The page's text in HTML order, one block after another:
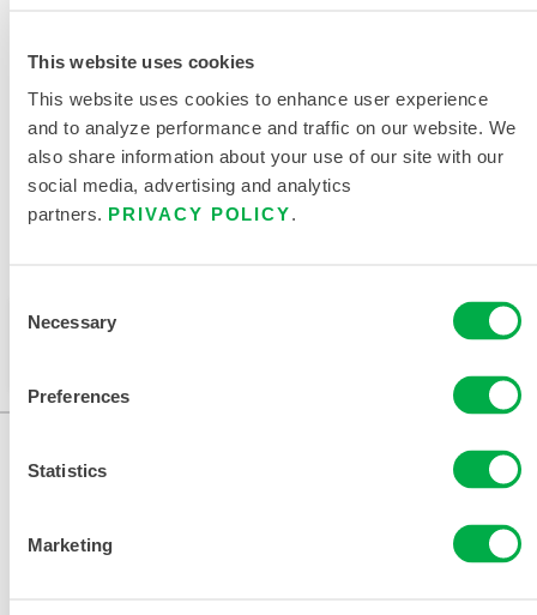
This website uses cookies
This website uses cookies to enhance user experience
and to analyze performance and traffic on our website. We
also share information about your use of our site with our
social media, advertising and analytics
partners. PRIVACY POLICY.
Selection
Necessary
Preferences
Statistics
Marketing
相关文件
此产品通常不在您所在的区域销售。您可以在页面顶部